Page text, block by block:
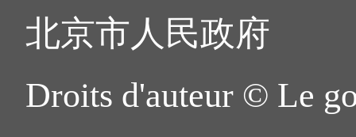
北京市人民政府
Droits d'auteur © Le